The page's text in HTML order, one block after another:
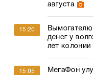
августа
15:20
Вымогателю
денег у
лет колонии
15:05
МегаФон